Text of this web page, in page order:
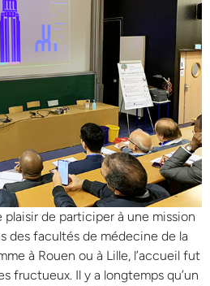
plaisir de participer à une mission
des facultés de médecine de la
à Rouen ou à Lille, l’accueil fut
fructueux. Il y a longtemps qu’un